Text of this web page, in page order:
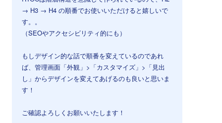
→ H3 → H4 の順番でお使いいただけると嬉しいで
す。。
（SEOやアクセシビリティ的にも）
もしデザイン的な話で順番を変えているのであれ
ば、管理画面「外観」>「カスタマイズ」>「見出
し」からデザインを変えてあげるのも良いと思いま
す！
ご確認よろしくお願いいたします！